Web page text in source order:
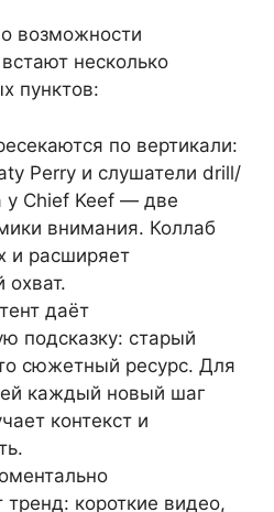
возможности
несколько
пунктов:
по вертикали:
Perry и слушатели drill/
у Chief Keef — две
внимания. Коллаб
и расширяет
охват.
даёт
подсказку: старый
сюжетный ресурс. Для
каждый новый шаг
контекст и
тренд: короткие видео,